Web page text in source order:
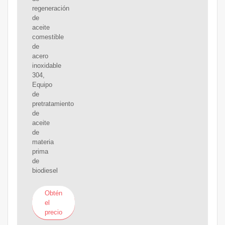
regeneración
de
aceite
comestible
de
acero
inoxidable
304,
Equipo
de
pretratamiento
de
aceite
de
materia
prima
de
biodiesel
Obtén
el
precio